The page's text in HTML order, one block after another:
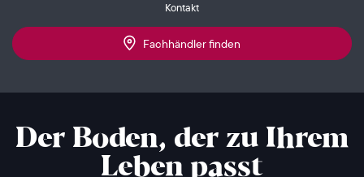
Kontakt
Fachhändler finden
Der Boden, der zu Ihrem
Leben passt